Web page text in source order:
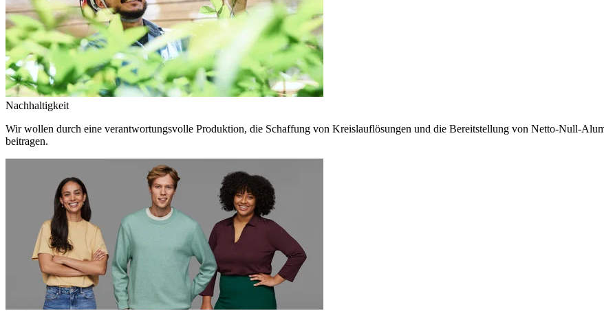
Nachhaltigkeit
Wir wollen durch eine verantwortungsvolle Produktion, die Schaffung von Kreislauflösungen und die Bereitstellung von Netto-Null-
beitragen.